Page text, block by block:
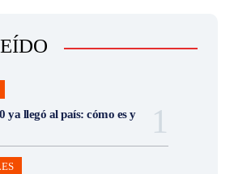
ya llegó al país: cómo es y